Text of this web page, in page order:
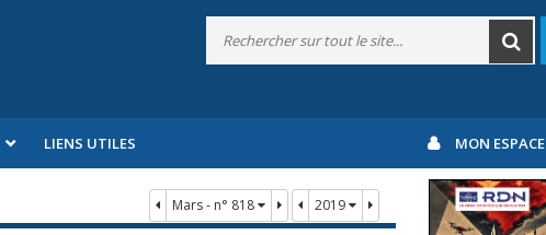
LIENS UTILES MON ESPACE
Mars - n° 818 2019